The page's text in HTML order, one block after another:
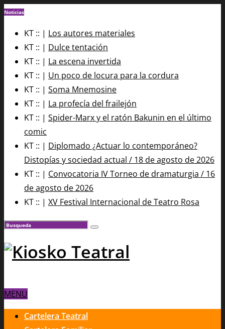
Noticias
KT :: | Los autores materiales
KT :: | Dulce tentación
KT :: | La escena invertida
KT :: | Un poco de locura para la cordura
KT :: | Soma Mnemosine
KT :: | La profecía del frailejón
KT :: | Spider-Marx y el ratón Bakunin en el último
comic
KT :: | Diplomado ¿Actuar lo contemporáneo?
Distopías y sociedad actual / 18 de agosto de 2026
KT :: | Convocatoria IV Torneo de dramaturgia / 16
de agosto de 2026
KT :: | XV Festival Internacional de Teatro Rosa
MENU
Cartelera Teatral